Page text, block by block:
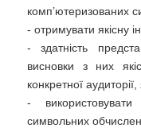
комп’ютеризованих
- отримувати якісну
- здатність
висновки з них
конкретної
-
символьних